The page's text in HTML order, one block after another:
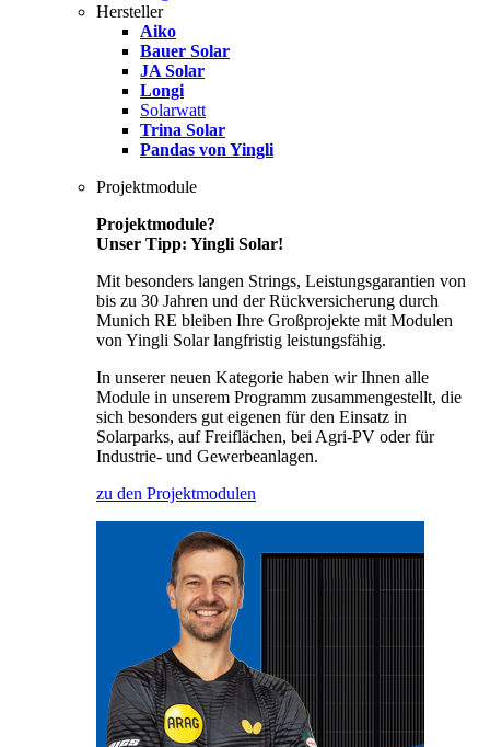
Hersteller
Aiko
Bauer Solar
JA Solar
Longi
Solarwatt
Trina Solar
Pandas von Yingli
Projektmodule
Projektmodule?
Unser Tipp: Yingli Solar!
Mit besonders langen Strings, Leistungsgarantien von
bis zu 30 Jahren und der Rückversicherung durch
Munich RE bleiben Ihre Großprojekte mit Modulen
von Yingli Solar langfristig leistungsfähig.
In unserer neuen Kategorie haben wir Ihnen alle
Module in unserem Programm zusammengestellt, die
sich besonders gut eigenen für den Einsatz in
Solarparks, auf Freiflächen, bei Agri-PV oder für
Industrie- und Gewerbeanlagen.
zu den Projektmodulen